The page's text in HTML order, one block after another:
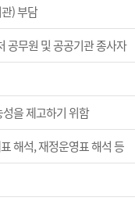
) 부담
공무원 및 공공기관 종사자
을 제고하기 위함
해석, 재정운영표 해석 등